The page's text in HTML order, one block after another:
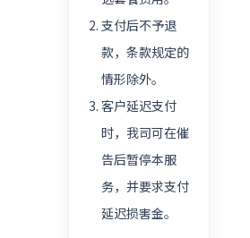
支付后不予退
款，条款规定的
情形除外。
客户延迟支付
时，我司可在催
告后暂停本服
务，并要求支付
延迟损害金。